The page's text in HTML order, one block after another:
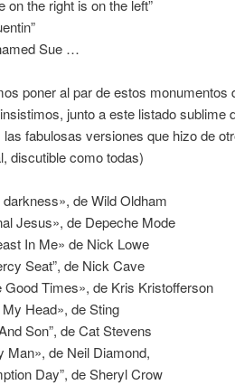
on the right is on the left”
Sue …
poner al par de estos
junto a este listado
las fabulosas versiones que hizo de
discutible como todas)
darkness», de Wild Oldham
Jesus», de Depeche Mode
In Me» de Nick Lowe
Seat”, de Nick Cave
Good Times», de Kris Kristofferson
Head», de Sting
Son”, de Cat Stevens
Man», de Neil Diamond,
Day”, de Sheryl Crow